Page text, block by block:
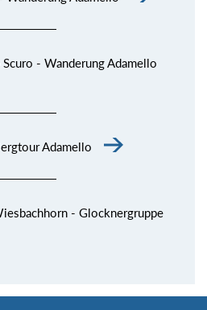
- Wanderung Adamello
Adamello
- Glocknergruppe